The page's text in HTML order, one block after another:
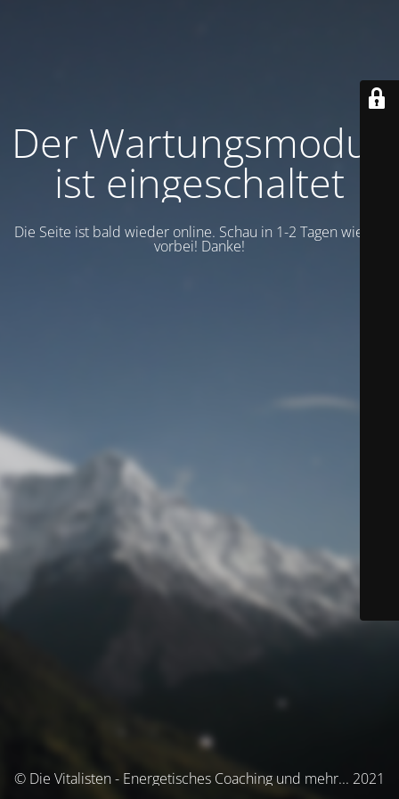
Der Wartungsmodus
ist eingeschaltet
Die Seite ist bald wieder online. Schau in 1-2 Tagen wieder
vorbei! Danke!
© Die Vitalisten - Energetisches Coaching und mehr... 2021